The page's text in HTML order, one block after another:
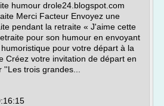
humour drole24.blogspot.com
Merci Facteur Envoyez une
pendant la retraite « J'aime cette
pour son humour en envoyant
pour votre départ à la
Créez votre invitation de départ en
trois grandes...